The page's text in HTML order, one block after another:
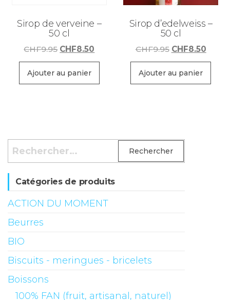
Sirop de verveine –
50 cl
CHF9.95 Le
prix
initial
était :
CHF8.50
prix
est :
Ajouter au panier
Sirop d’edelweiss –
50 cl
CHF9.95 Le
prix
initial
était :
CHF8.50Le
prix
est :
Ajouter au panier
Rechercher :
Catégories de produits
ACTION DU MOMENT
Beurres
BIO
Biscuits - meringues - bricelets
Boissons
100% FAN (fruit, artisanal, naturel)